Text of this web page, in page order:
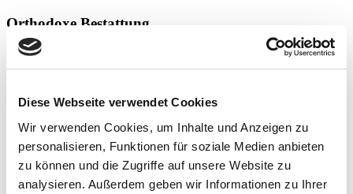
Diese Webseite verwendet Cookies
Wir verwenden Cookies, um Inhalte und Anzeigen zu
personalisieren, Funktionen für soziale Medien anbieten
zu können und die Zugriffe auf unsere Website zu
analysieren. Außerdem geben wir Informationen zu Ihrer
Orthodoxe Bestattung
Die Seele des Menschen ist zu Gott gegangen, sein Körper aber
bleibt hier. Er ist von Gott aus Erde erschaffen worden und muss in
die Erde zurückkehren. Nach dem Tod wird der Körper gewaschen
und bekleidet. Die Hände werden auf der Brust kreuzförmig
zusammengelegt: die rechte Hand über der linken. Der Sarg wird
mit Weihwasser besprengt. Zu Hause wird der Körper des